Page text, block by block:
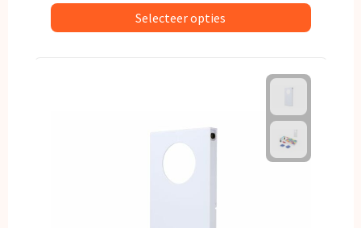
Selecteer opties